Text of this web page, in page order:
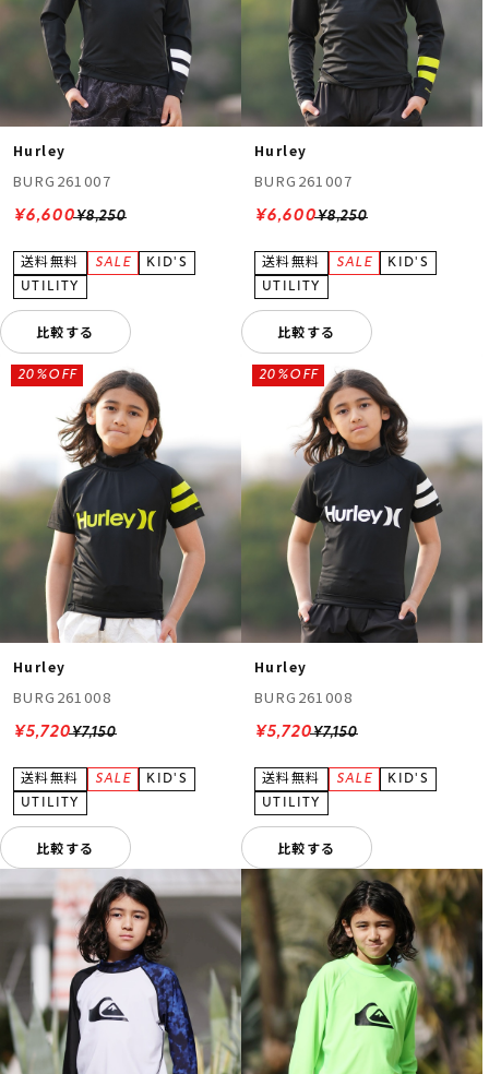
Hurley
BURG261007
¥8,250
¥6,600
比較する
Hurley
BURG261007
¥8,250
¥6,600
比較する
Hurley
BURG261008
¥7,150
20%OFF
¥5,720
比較する
Hurley
BURG261008
¥7,150
20%OFF
¥5,720
比較する